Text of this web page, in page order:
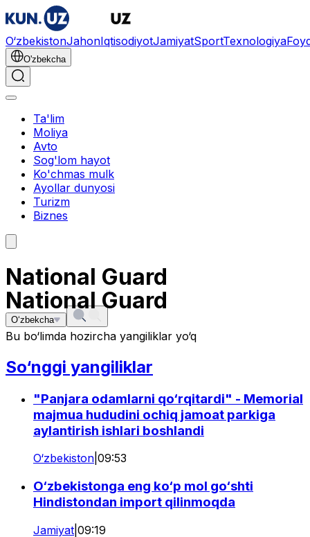
O‘zbekistonJahonIqtisodiyotJamiyatSportTexnologiya
O'zbekcha
Ta'lim
Moliya
Avto
Sog'lom hayot
Ko'chmas mulk
Ayollar dunyosi
Turizm
Biznes
National Guard
O‘zbekcha
National Guard
Bu bo‘limda hozircha yangiliklar yo‘q
So‘nggi yangiliklar
"Panjara odamlarni qo‘rqitardi" - Memorial
majmua hududini ochiq jamoat parkiga
aylantirish ishlari boshlandi
O‘zbekiston 09:53
O‘zbekistonga eng ko‘p mol go‘shti
Hindistondan import qilinmoqda
Jamiyat 09:19